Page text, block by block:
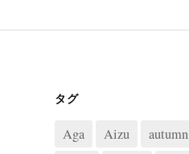
タグ
Aga Aizu autumn